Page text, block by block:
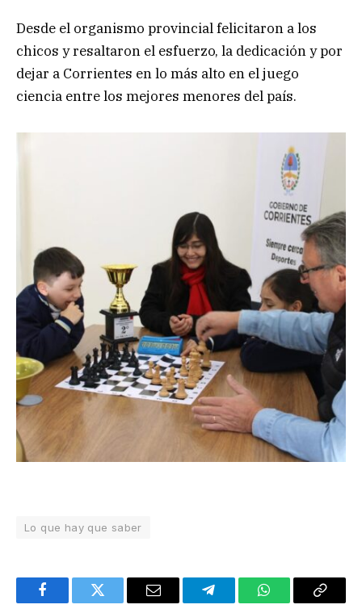
Desde el organismo provincial felicitaron a los
chicos y resaltaron el esfuerzo, la dedicación y por
dejar a Corrientes en lo más alto en el juego
ciencia entre los mejores menores del país.
Lo que hay que saber
FacebookTwitter Email TelegramWhatsAppCopy